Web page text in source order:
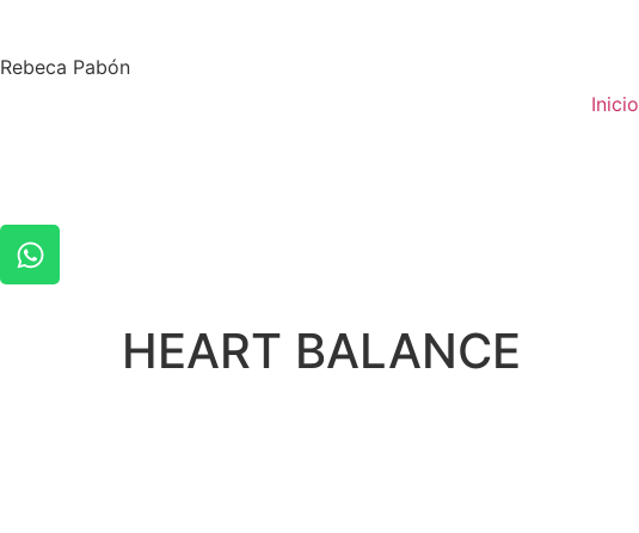
Rebeca Pabón
Inicio
HEART BALANCE